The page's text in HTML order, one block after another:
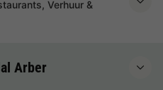
Verhuur &
Arber